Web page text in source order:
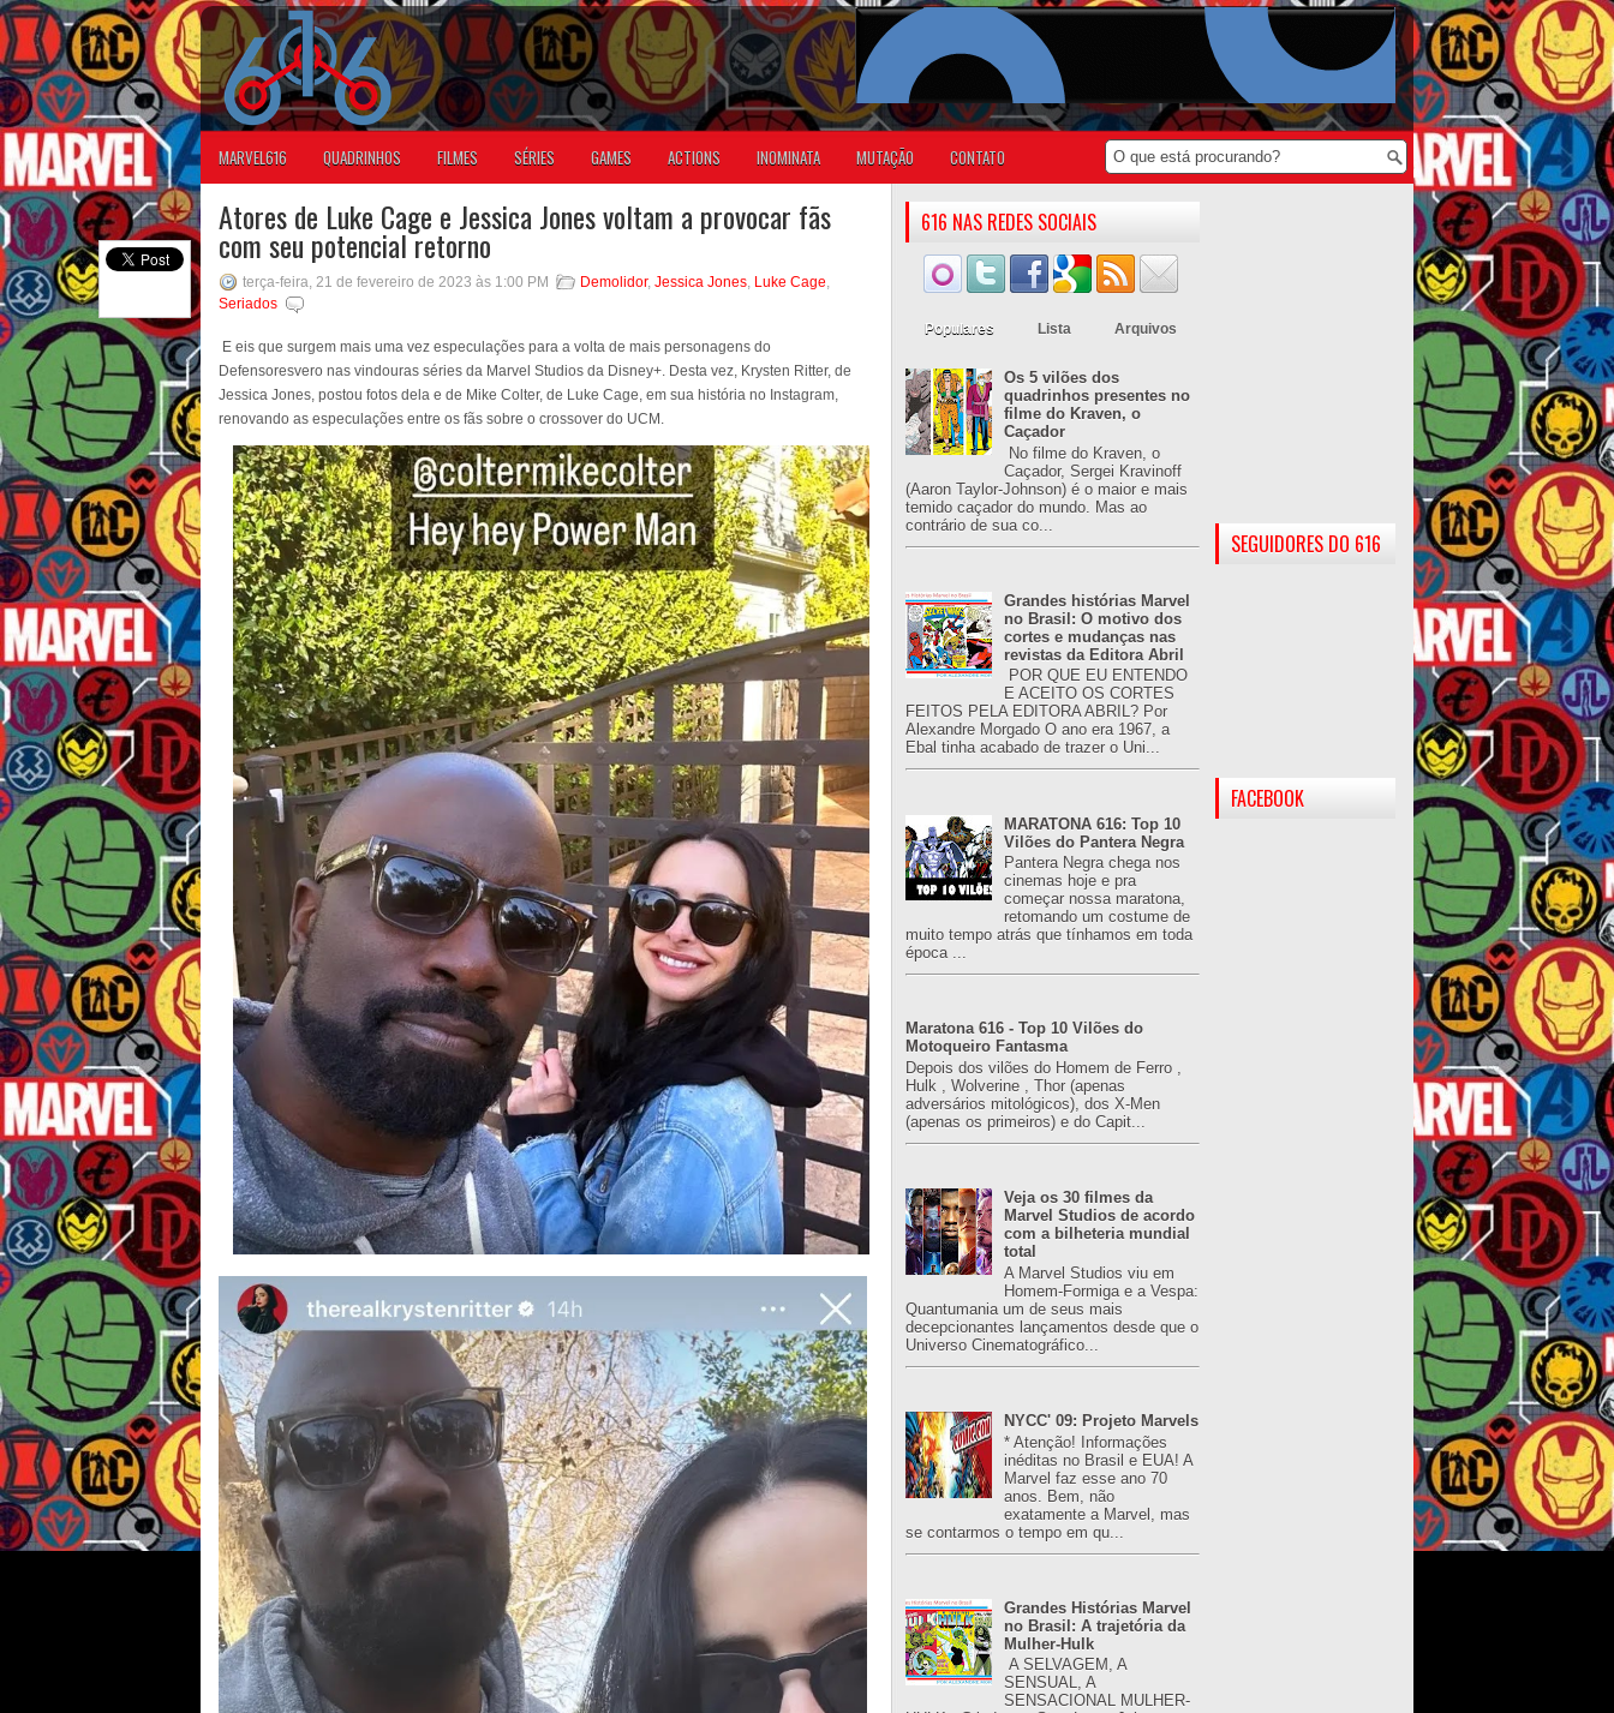
MARVEL616 QUADRINHOS FILMES SÉRIES GAMES ACTIONS INOMINATA MUTAÇÃO CONTATO
Atores de Luke Cage e Jessica Jones voltam a provocar fãs
com seu potencial retorno
terça-feira, 21 de fevereiro de 2023 às 1:00 PM Demolidor, Jessica Jones, Luke Cage,
Seriados
E eis que surgem mais uma vez especulações para a volta de mais personagens do
Defensoresvero nas vindouras séries da Marvel Studios da Disney+. Desta vez, Krysten Ritter, de
Jessica Jones, postou fotos dela e de Mike Colter, de Luke Cage, em sua história no Instagram,
renovando as especulações entre os fãs sobre o crossover do UCM.
616 NAS REDES SOCIAIS
Populares Lista Arquivos
Os 5 vilões dos
quadrinhos presentes no
filme do Kraven, o
Caçador
No filme do Kraven, o
Caçador, Sergei Kravinoff
(Aaron Taylor-Johnson) é o maior e mais
temido caçador do mundo. Mas ao
contrário de sua co...
Grandes histórias Marvel
no Brasil: O motivo dos
cortes e mudanças nas
revistas da Editora Abril
POR QUE EU ENTENDO
E ACEITO OS CORTES
FEITOS PELA EDITORA ABRIL? Por
Alexandre Morgado O ano era 1967, a
Ebal tinha acabado de trazer o Uni...
MARATONA 616: Top 10
Vilões do Pantera Negra
Pantera Negra chega nos
cinemas hoje e pra
começar nossa maratona,
retomando um costume de
muito tempo atrás que tínhamos em toda
época ...
Maratona 616 - Top 10 Vilões do
Motoqueiro Fantasma
Depois dos vilões do Homem de Ferro ,
Hulk , Wolverine , Thor (apenas
adversários mitológicos), dos X-Men
(apenas os primeiros) e do Capit...
Veja os 30 filmes da
Marvel Studios de acordo
com a bilheteria mundial
total
A Marvel Studios viu em
Homem-Formiga e a Vespa:
Quantumania um de seus mais
decepcionantes lançamentos desde que o
Universo Cinematográfico...
NYCC' 09: Projeto Marvels
* Atenção! Informações
inéditas no Brasil e EUA! A
Marvel faz esse ano 70
anos. Bem, não
exatamente a Marvel, mas
se contarmos o tempo em qu...
Grandes Histórias Marvel
no Brasil: A trajetória da
Mulher-Hulk
A SELVAGEM, A
SENSUAL, A
SENSACIONAL MULHER-
SEGUIDORES DO 616
FACEBOOK